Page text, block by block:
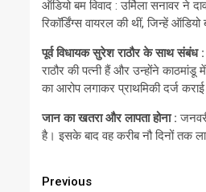
ऑडियो बम विवाद : उर्मिला सनावर ने
रिकॉर्डिंग्स वायरल की थीं, जिन्हें
पूर्व विधायक सुरेश राठौर के साथ संबंध
राठौर की पत्नी हैं और उन्होंने काठमांडू
का आरोप लगाकर प्राथमिकी दर्ज
जान का खतरा और लापता होना :
है। इसके बाद वह करीब नौ दिनों तक
Continue
Previous